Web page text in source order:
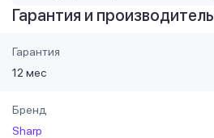
Гарантия и производитель
Гарантия
12 мес
Бренд
Sharp